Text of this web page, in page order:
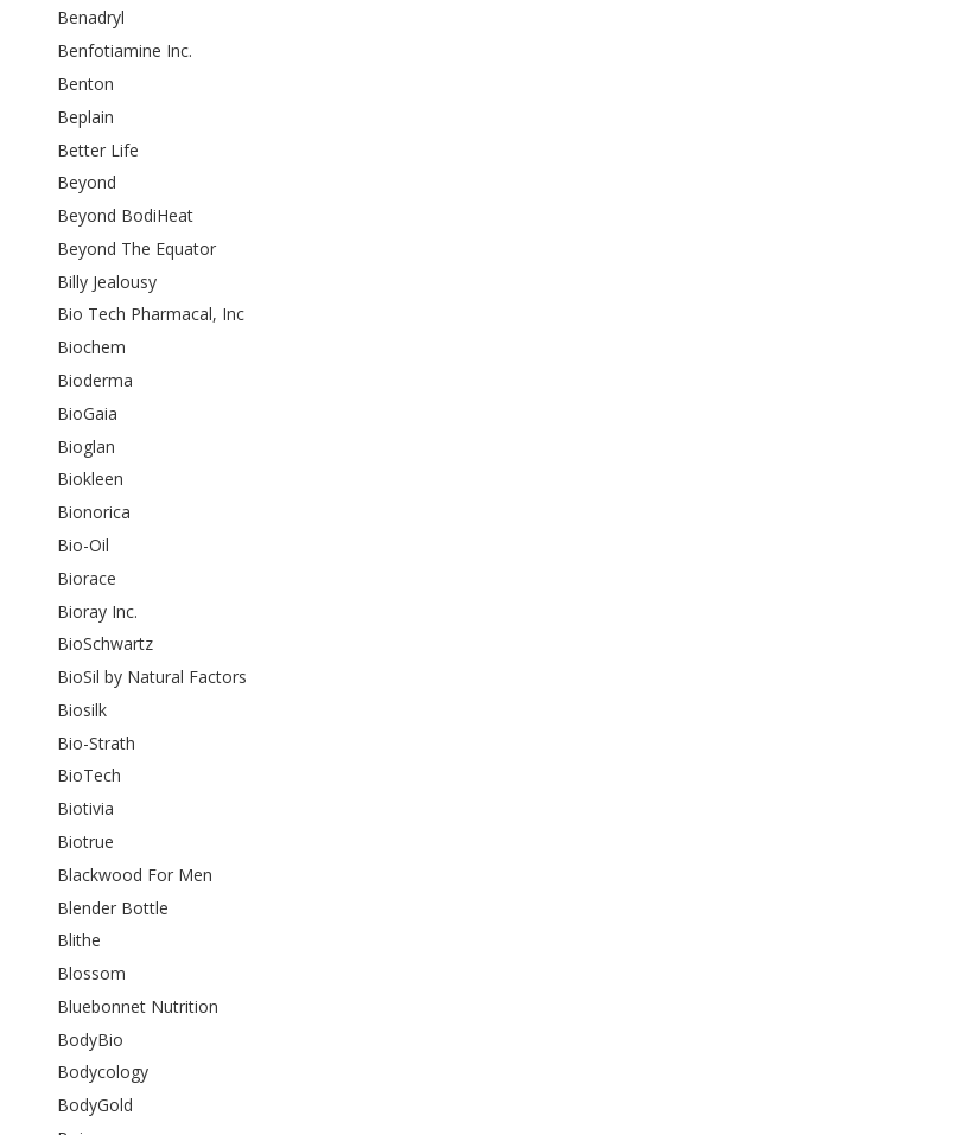
Benadryl
Benfotiamine Inc.
Benton
Beplain
Better Life
Beyond
Beyond BodiHeat
Beyond The Equator
Billy Jealousy
Bio Tech Pharmacal, Inc
Biochem
Bioderma
BioGaia
Bioglan
Biokleen
Bionorica
Bio-Oil
Biorace
Bioray Inc.
BioSchwartz
BioSil by Natural Factors
Biosilk
Bio-Strath
BioTech
Biotivia
Biotrue
Blackwood For Men
Blender Bottle
Blithe
Blossom
Bluebonnet Nutrition
BodyBio
Bodycology
BodyGold